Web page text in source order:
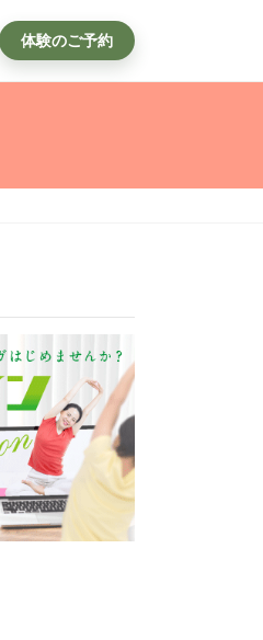
体験のご予約